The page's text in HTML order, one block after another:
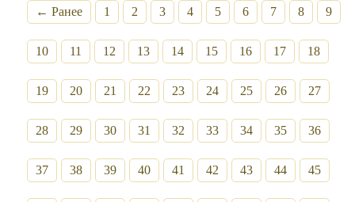
← Ранее 1 2 3 4 5 6 7 8 9
10 11 12 13 14 15 16 17 18
19 20 21 22 23 24 25 26 27
28 29 30 31 32 33 34 35 36
37 38 39 40 41 42 43 44 45